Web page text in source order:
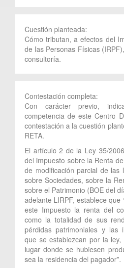
Cuestión planteada:
Cómo tributan, a efectos del
de las Personas Físicas
consultoría.
Contestación completa:
Con carácter previo,
competencia de este Centro
contestación a la cuestión
RETA.
El artículo 2 de la Ley 35/
del Impuesto sobre la Renta
de modificación parcial de las
sobre Sociedades, sobre la
sobre el Patrimonio (BOE del
adelante LIRPF, establece que
este Impuesto la renta del
como la totalidad de sus
pérdidas patrimoniales y las
que se establezcan por la
lugar donde se hubiesen
sea la residencia del pagador”.